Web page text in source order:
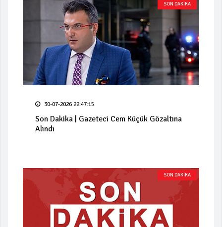
SON DAKİKA
30-07-2026 22:47:15
Son Dakika | Gazeteci Cem Küçük Gözaltına
Alındı
SON DAKİKA